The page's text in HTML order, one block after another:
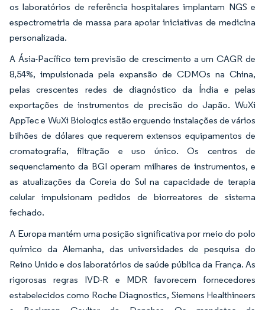
os laboratórios de referência hospitalares implantam NGS e
espectrometria de massa para apoiar iniciativas de medicina
personalizada.
A Ásia-Pacífico tem previsão de crescimento a um CAGR de
8,54%, impulsionada pela expansão de CDMOs na China,
pelas crescentes redes de diagnóstico da Índia e pelas
exportações de instrumentos de precisão do Japão. WuXi
AppTec e WuXi Biologics estão erguendo instalações de vários
bilhões de dólares que requerem extensos equipamentos de
cromatografia, filtração e uso único. Os centros de
sequenciamento da BGI operam milhares de instrumentos, e
as atualizações da Coreia do Sul na capacidade de terapia
celular impulsionam pedidos de biorreatores de sistema
fechado.
A Europa mantém uma posição significativa por meio do polo
químico da Alemanha, das universidades de pesquisa do
Reino Unido e dos laboratórios de saúde pública da França. As
rigorosas regras IVD-R e MDR favorecem fornecedores
estabelecidos como Roche Diagnostics, Siemens Healthineers